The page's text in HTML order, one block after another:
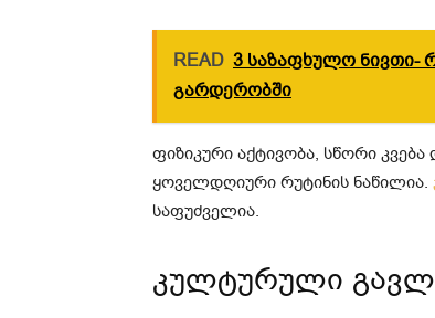
READ 3 საზაფხულო ნივთი-
გარდერობში
ფიზიკური აქტივობა, სწორი კვება
ყოველდღიური რუტინის ნაწილია.
საფუძველია.
კულტურული